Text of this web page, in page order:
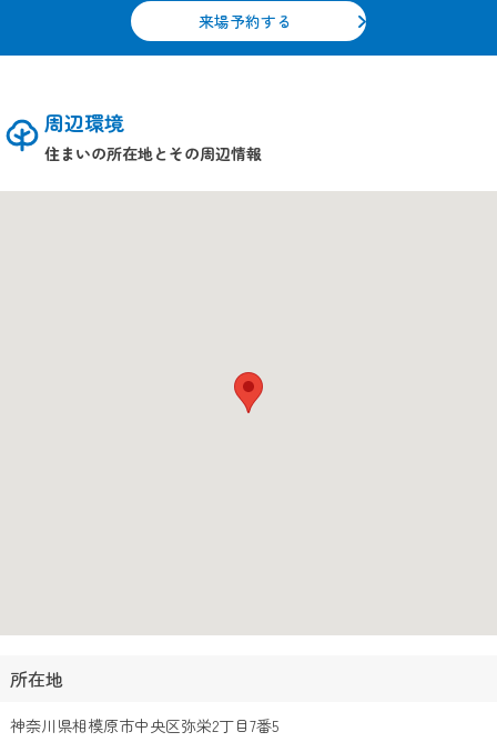
来場予約する
周辺環境
住まいの所在地とその周辺情報
所在地
神奈川県相模原市中央区弥栄2丁目7番5